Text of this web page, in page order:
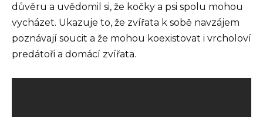
důvěru a uvědomil si, že kočky a psi spolu mohou
vycházet. Ukazuje to, že zvířata k sobě navzájem
poznávají soucit a že mohou koexistovat i vrcholoví
predátoři a domácí zvířata.